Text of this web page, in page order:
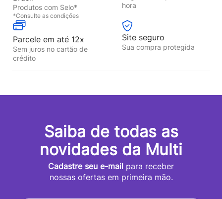
Produtos com Selo*
*Consulte as condições
hora
Parcele em até 12x
Sem juros no cartão de
crédito
Site seguro
Sua compra protegida
Saiba de todas as
novidades da Multi
Cadastre seu e-mail para receber
nossas ofertas em primeira mão.